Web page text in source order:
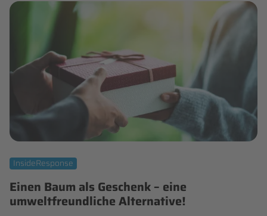
wald
zukunftsfähig
InsideResponse
Einen Baum als Geschenk – eine
umweltfreundliche Alternative!